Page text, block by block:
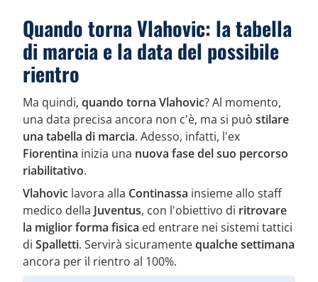
Quando torna Vlahovic: la tabella
di marcia e la data del possibile
rientro
Ma quindi, quando torna Vlahovic? Al momento,
una data precisa ancora non c'è, ma si può stilare
una tabella di marcia. Adesso, infatti, l'ex
Fiorentina inizia una nuova fase del suo percorso
riabilitativo.
Vlahovic lavora alla Continassa insieme allo staff
medico della Juventus, con l'obiettivo di ritrovare
la miglior forma fisica ed entrare nei sistemi tattici
di Spalletti. Servirà sicuramentequalche settimana
ancora per il rientro al 100%.